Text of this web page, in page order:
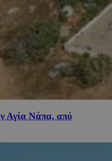
Αγία Νάπα, από